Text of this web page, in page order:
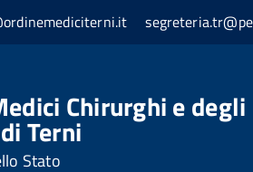
Chirurghi e degli
Terni
Stato